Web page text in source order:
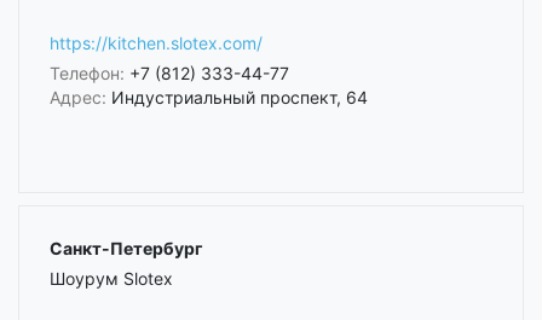
https://kitchen.slotex.com/
Телефон: +7 (812) 333-44-77
Адрес: Индустриальный проспект, 64
Санкт-Петербург
Шоурум Slotex